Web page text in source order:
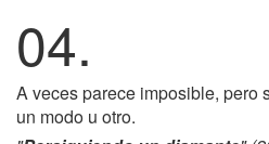
04.
A veces parece imposible, pero
un modo u otro.